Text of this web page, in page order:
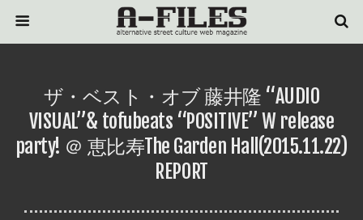
ザ・ベスト・オブ 藤井隆 “AUDIO
VISUAL”& tofubeats “POSITIVE” W release
party! ＠ 恵比寿The Garden Hall(2015.11.22)
REPORT